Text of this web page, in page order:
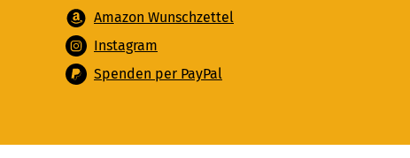
Amazon Wunschzettel
Instagram
Spenden per PayPal